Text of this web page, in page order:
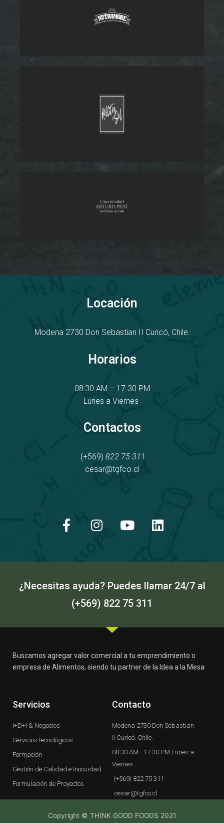
Locación
Modena 2730 Don Sebastian II Curicó, Chile.
Horarios
08:30 AM – 17.30 PM
Lunes a Viernes
Contactos
(+569) 822 75 311
cesar@tgfco.cl
c
e
o
k
s
t
g
a
m
u
t
b
n
k
d
n
¿Necesitas ayuda? Puedes llamar 24/7 al
(+569) 822 75 311
Buscamos agregar valor comercial a tu emprendimiento o
empresa de Alimentos, siendo tu partner de la Idea a la Mesa
Servicios
I+D+i & Negocios
Servicios tecnológicos
Formación
Gestión de Calidad e Inocuidad
Formulación de Proyectos
Contacto
Modena 2730 Don Sebastian
II Curicó, Chile.
08:30 AM - 17.30 PM Lunes a
Viernes
(+569) 822 75 311
cesar@tgfco.cl
Copyright © THINK GOOD FOODS 2021